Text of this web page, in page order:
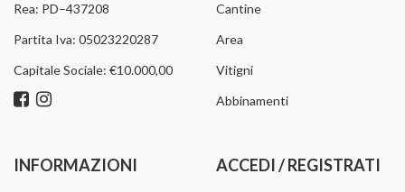
Rea: PD–437208
Partita Iva: 05023220287
Capitale Sociale: €10.000,00
Cantine
Area
Vitigni
Abbinamenti
INFORMAZIONI ACCEDI / REGISTRATI